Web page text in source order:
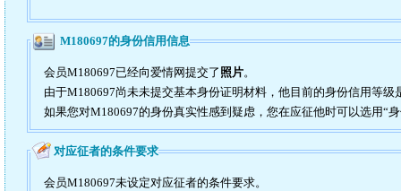
M180697的身份信用信息
会员M180697已经向爱情网提交了 照片。
由于M180697尚未未提交基本身份证明材料，他目前的身份信用等级
如果您对M180697的身份真实性感到疑虑，您在应征他时可以选用“
对应征者的条件要求
会员M180697未设定对应征者的条件要求。